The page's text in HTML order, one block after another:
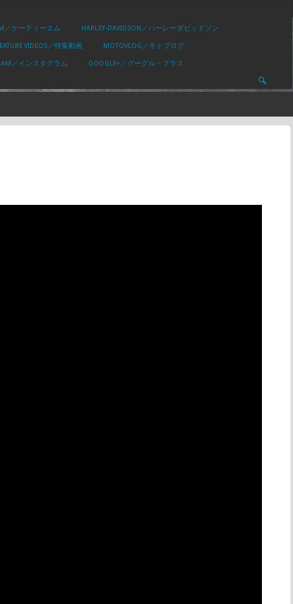
／ケーティーエム HARLEY-DAVIDSON／ハーレーダビッドソン
VIDEOS／特集動画 MOTOVLOG／モトブログ
／インスタグラム GOOGLE+／グーグル・プラス